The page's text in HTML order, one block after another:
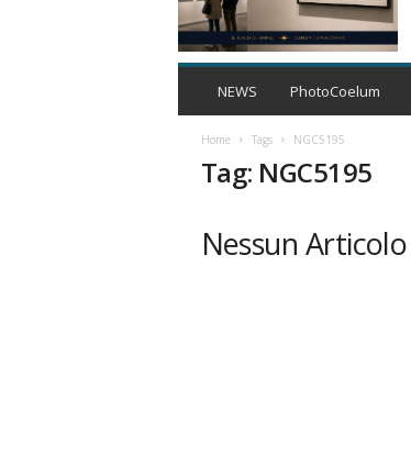
C
t
NEWS PhotoCoelum
Home Tags NGC5195
Tag: NGC5195
Nessun